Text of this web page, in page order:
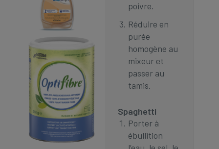
poivre.
Réduire en
purée
homogène au
mixeur et
passer au
tamis.
Spaghetti
Porter à
ébullition